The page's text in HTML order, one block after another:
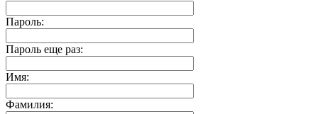
Пароль:
Пароль еще раз:
Имя:
Фамилия: